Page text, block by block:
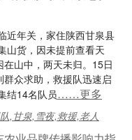
近年关，家住陕西甘泉县
山货，因未提前查看天
山中，两天未归。15日
众求助，救援队迅速启
结14名队员……更多
,甘泉,雪夜,救援,老人